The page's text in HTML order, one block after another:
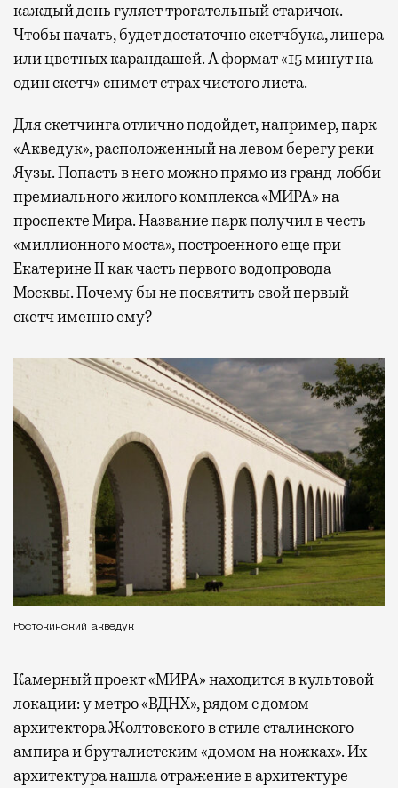
каждый день гуляет трогательный старичок.
Чтобы начать, будет достаточно скетчбука, линера
или цветных карандашей. А формат «15 минут на
один скетч» снимет страх чистого листа.
Для скетчинга отлично подойдет, например, парк
«Акведук», расположенный на левом берегу реки
Яузы. Попасть в него можно прямо из гранд-лобби
премиального жилого комплекса «МИРА» на
проспекте Мира. Название парк получил в честь
«миллионного моста», построенного еще при
Екатерине II как часть первого водопровода
Москвы. Почему бы не посвятить свой первый
скетч именно ему?
Ростокинский акведук
Камерный проект «МИРА» находится в культовой
локации: у метро «ВДНХ», рядом с домом
архитектора Жолтовского в стиле сталинского
ампира и бруталистским «домом на ножках». Их
архитектура нашла отражение в архитектуре